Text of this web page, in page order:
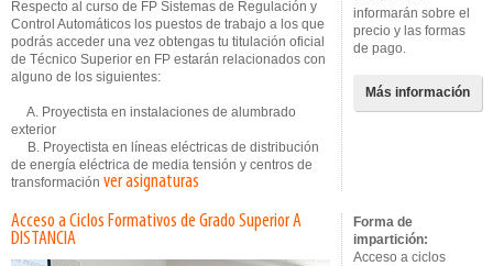
Respecto al curso de FP Sistemas de Regulación y
Control Automáticos los puestos de trabajo a los que
podrás acceder una vez obtengas tu titulación oficial
de Técnico Superior en FP estarán relacionados con
alguno de los siguientes:
A. Proyectista en instalaciones de alumbrado
exterior
B. Proyectista en líneas eléctricas de distribución
de energía eléctrica de media tensión y centros de
transformación ver asignaturas
informarán sobre el
precio y las formas
de pago.
Más información
Acceso a Ciclos Formativos de Grado Superior A
DISTANCIA
Forma de
impartición:
Acceso a ciclos